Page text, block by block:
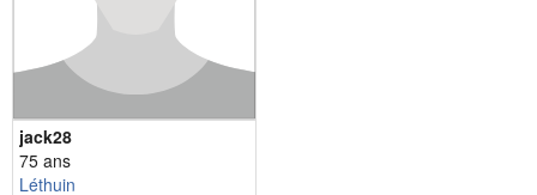
jack28
75 ans
Léthuin